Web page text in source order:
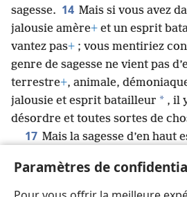
Paramètres de
sagesse. 14 Mais si vous avez
jalousie amère+ et un esprit
vantez pas+ ; vous mentiriez
genre de sagesse ne vient pas
terrestre+, animale,
jalousie et esprit batailleur * , il
désordre et toutes sortes de
17 Mais la sagesse d’en haut
obéir, pleine de miséricorde et
impartiale +, non hypocrite+ . 18